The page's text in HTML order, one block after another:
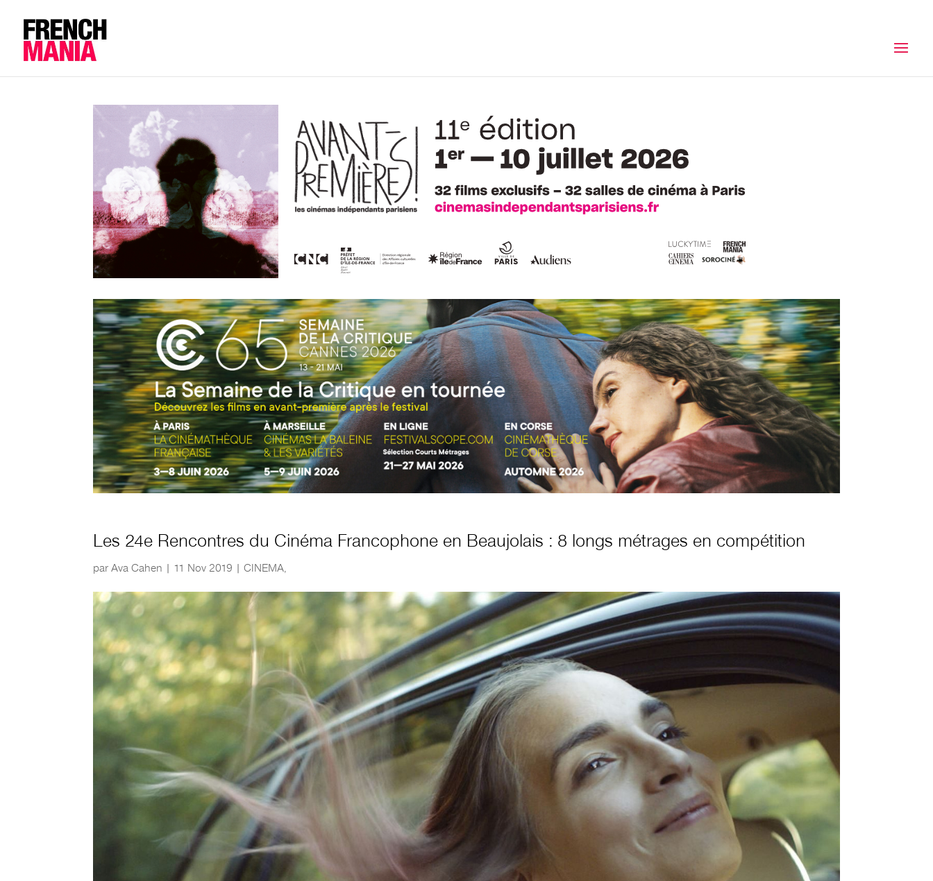
Les 24e Rencontres du Cinéma Francophone en Beaujolais : 8 longs métrages en compétition
parAva Cahen | 11 Nov 2019 |CINEMA,